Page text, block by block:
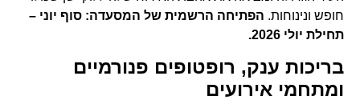
חופש ונינוחות.הפתיחה הרשמית של המסעדה: סוף יוני –
תחילת יולי 2026.
בריכות ענק, רופטופים פנורמיים
ומתחמי אירועים